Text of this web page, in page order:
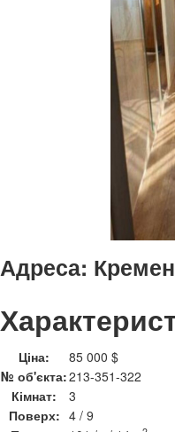
Адреса:
Ціна:
85 000 $
№ об'єкта:213-351-322
Кімнат:
3
Поверх: 4 / 9